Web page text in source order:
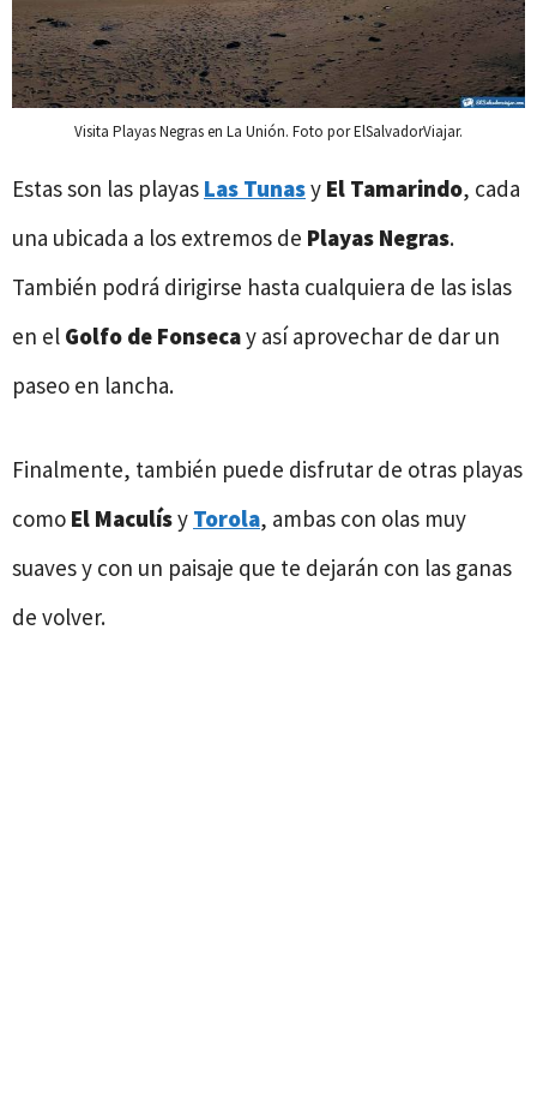
Visita Playas Negras en La Unión. Foto por ElSalvadorViajar.
Estas son las playas Las Tunasy El Tamarindo, cada
una ubicada a los extremos de Playas Negras.
También podrá dirigirse hasta cualquiera de las islas
en el Golfo de Fonsecay así aprovechar de dar un
paseo en lancha.
Finalmente, también puede disfrutar de otras playas
como El Maculísy Torola, ambas con olas muy
suaves y con un paisaje que te dejarán con las ganas
de volver.